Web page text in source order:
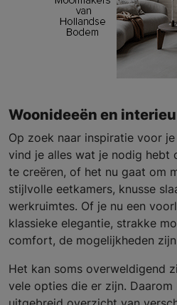
Woonideeën en
Op zoek naar inspiratie voor
vind je alles wat je nodig hebt
te creëren, of het nu gaat om
stijlvolle eetkamers, knusse
werkruimtes. Of je nu een
klassieke elegantie, strakke
comfort, de mogelijkheden
Het kan soms overweldigend
vele opties die er zijn. Daarom